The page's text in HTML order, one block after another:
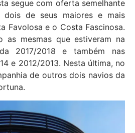
segue com oferta semelhante
dois de seus maiores e mais
Favolosa e o Costa Fascinosa.
as mesmas que estiveram na
2017/2018 e também nas
e 2012/2013. Nesta última, no
de outros dois navios da